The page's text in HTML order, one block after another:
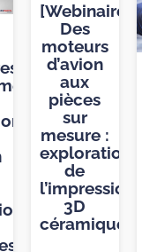
[Webinaire]
Des
moteurs
d’avion
aux
pièces
sur
mesure :
exploration
de
l’impression
3D
céramique